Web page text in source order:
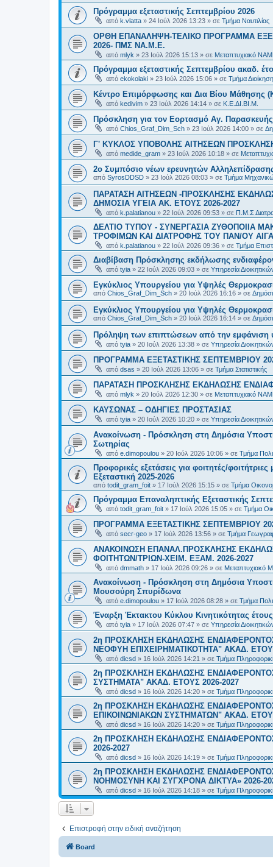
Πρόγραμμα εξεταστικής Σεπτεμβρίου 2026
από k.vlatta » 24 Ιούλ 2026 13:23 » σε Τμήμα Ναυτιλίας
ΟΡΘΗ ΕΠΑΝΑΛΗΨΗ-ΤΕΛΙΚΟ ΠΡΟΓΡΑΜΜΑ
2026- ΠΜΣ ΝΑ.Μ.Ε.
από mlyk » 23 Ιούλ 2026 15:13 » σε Μεταπτυχιακό
Πρόγραμμα εξεταστικής Σεπτεμβρίου ακαδ.
από ekokolaki » 23 Ιούλ 2026 15:06 » σε Τμήμα
Κέντρο Επιμόρφωσης και Δια Βίου Μάθησης
από kedivim » 23 Ιούλ 2026 14:14 » σε Κ.Ε.ΔΙ.ΒΙ.Μ.
Πρόσκληση για τον Εορτασμό Αγ.
από Chios_Graf_Dim_Sch » 23 Ιούλ 2026 14:00 » σε
Γ' ΚΥΚΛΟΣ ΥΠΟΒΟΛΗΣ ΑΙΤΗΣΕΩΝ
από medide_gram » 23 Ιούλ 2026 10:18 » σε
2ο Συμπόσιο νέων ερευνητών
από SyrosDDSD » 23 Ιούλ 2026 08:03 » σε Τμήμα
ΠΑΡΑΤΑΣΗ ΑΙΤΗΣΕΩΝ -ΠΡΟΣΚΛΗΣΗΣ
ΔΗΜΟΣΙΑ ΥΓΕΙΑ AK. ETOYΣ 2026-2027
από k.palatianou » 22 Ιούλ 2026 09:53 » σε Π.Μ.Σ
ΔΕΛΤΙΟ ΤΥΠΟΥ - ΣΥΝΕΡΓΑΣΙΑ ΖΥΘΟΠΟΙΙΑ
ΤΡΟΦΙΜΩΝ ΚΑΙ ΔΙΑΤΡΟΦΗΣ ΤΟΥ ΠΑΝ/ΟΥ
από k.palatianou » 22 Ιούλ 2026 09:36 » σε Τμήμα
Διαβίβαση Πρόσκλησης εκδήλωσης
από tyia » 22 Ιούλ 2026 09:03 » σε Υπηρεσία
Εγκύκλιος Υπουργείου για Υψηλές
από Chios_Graf_Dim_Sch » 20 Ιούλ 2026 16:16 » σε
Εγκύκλιος Υπουργείου για Υψηλές
από Chios_Graf_Dim_Sch » 20 Ιούλ 2026 16:14 » σε
Πρόληψη των επιπτώσεων από την εμφάνιση
από tyia » 20 Ιούλ 2026 13:38 » σε Υπηρεσία
ΠΡΟΓΡΑΜΜΑ ΕΞΕΤΑΣΤΙΚΗΣ ΣΕΠΤΕΜΒΡΙΟΥ
από dsas » 20 Ιούλ 2026 13:06 » σε Τμήμα Στατιστικής
ΠΑΡΑΤΑΣΗ ΠΡΟΣΚΛΗΣΗΣ ΕΚΔΗΛΩΣΗΣ
από mlyk » 20 Ιούλ 2026 12:30 » σε Μεταπτυχιακό
ΚΑΥΣΩΝΑΣ – ΟΔΗΓΙΕΣ ΠΡΟΣΤΑΣΙΑΣ
από tyia » 20 Ιούλ 2026 10:20 » σε Υπηρεσία
Ανακοίνωση - Πρόσκληση στη Δημόσια
Σωτηρίας
από e.dimopoulou » 20 Ιούλ 2026 10:06 » σε Τμήμα
Προφορικές εξετάσεις για φοιτητές/
Εξεταστική 2025-2026
από todit_gram_foit » 17 Ιούλ 2026 15:15 » σε Τμήμα
Πρόγραμμα Επαναληπτικής Εξεταστικής
από todit_gram_foit » 17 Ιούλ 2026 15:05 » σε Τμήμα
ΠΡΟΓΡΑΜΜΑ ΕΞΕΤΑΣΤΙΚΗΣ ΣΕΠΤΕΜΒΡΙΟΥ
από secr-geo » 17 Ιούλ 2026 13:56 » σε Τμήμα
ΑΝΑΚΟΙΝΩΣΗ ΕΠΑΝΑΛ.ΠΡΟΣΚΛΗΣΗΣ
ΦΟΙΤΗΤΩΝ/ΤΡΙΩΝ-ΧΕΙΜ. ΕΞΑΜ. 2026-2027
από dmmath » 17 Ιούλ 2026 09:26 » σε Μεταπτυχιακό
Ανακοίνωση - Πρόσκληση στη Δημόσια
Μουσούρη Σπυρίδωνα
από e.dimopoulou » 17 Ιούλ 2026 08:28 » σε Τμήμα
Έναρξη Έκτακτου Κύκλου Κινητικότητας
από tyia » 17 Ιούλ 2026 07:47 » σε Υπηρεσία
2η ΠΡΟΣΚΛΗΣΗ ΕΚΔΗΛΩΣΗΣ
ΝΕΟΦΥΗ ΕΠΙΧΕΙΡΗΜΑΤΙΚΟΤΗΤΑ" ΑΚΑΔ.
από dicsd » 16 Ιούλ 2026 14:21 » σε Τμήμα
2η ΠΡΟΣΚΛΗΣΗ ΕΚΔΗΛΩΣΗΣ
ΣΥΣΤΗΜΑΤΑ" ΑΚΑΔ. ΕΤΟΥΣ 2026-2027
από dicsd » 16 Ιούλ 2026 14:20 » σε Τμήμα
2η ΠΡΟΣΚΛΗΣΗ ΕΚΔΗΛΩΣΗΣ
ΕΠΙΚΟΙΝΩΝΙΑΚΩΝ ΣΥΣΤΗΜΑΤΩΝ" ΑΚΑΔ.
από dicsd » 16 Ιούλ 2026 14:20 » σε Τμήμα
2η ΠΡΟΣΚΛΗΣΗ ΕΚΔΗΛΩΣΗΣ
2026-2027
από dicsd » 16 Ιούλ 2026 14:19 » σε Τμήμα
2η ΠΡΟΣΚΛΗΣΗ ΕΚΔΗΛΩΣΗΣ
ΝΟΗΜΟΣΥΝΗ ΚΑΙ ΣΥΓΧΡΟΝΑ ΔΙΚΤΥΑ» 2026-
από dicsd » 16 Ιούλ 2026 14:18 » σε Τμήμα
Επιστροφή στην ειδική αναζήτηση
Board